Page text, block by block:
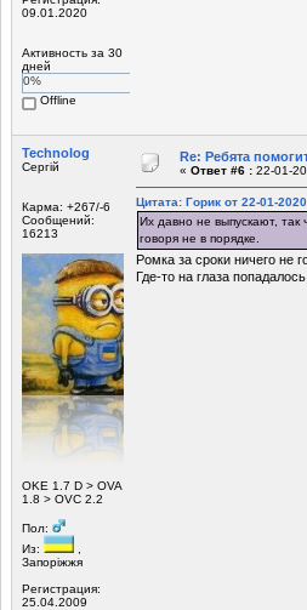
09.01.2020
Активность за 30
дней
0%
Offline
Technolog
Сергій
Карма: +267/-6
Сообщений:
16213
ОKE 1.7 D > OVA
1.8 > OVC 2.2
Пол:
Из:
Запоріжжя
Регистрация:
25.04.2009
Re: Ребята
« Ответ #6 : 22-01-
Цитата: Горик от 22-01-
Их давно не выпускают,
говоря не в порядке.
Ромка за сроки ничего не
Где-то на глаза